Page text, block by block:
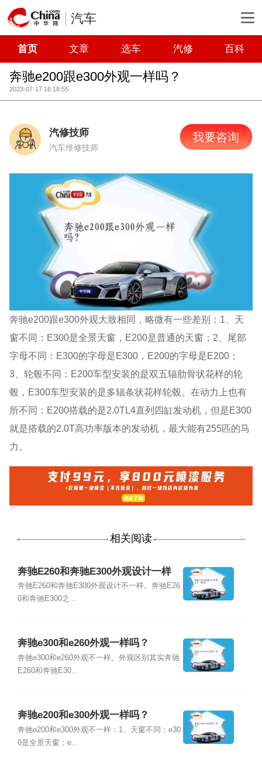
汽车
首页 文章 选车 汽修 百科
奔驰e200跟e300外观一样吗？
2023-07-17 16:18:55
汽修技师
汽车维修技师
我要咨询
奔驰e200跟e300外观大致相同，略微有一些差别：1、天
窗不同：E300是全景天窗，E200是普通的天窗；2、尾部
字母不同：E300的字母是E300，E200的字母是E200；
3、轮毂不同：E200车型安装的是双五辐肋骨状花样的轮
毂，E300车型安装的是多辐条状花样轮毂。在动力上也有
所不同：E200搭载的是2.0TL4直列四缸发动机，但是E300
就是搭载的2.0T高功率版本的发动机，最大能有255匹的马
力。
相关阅读
奔驰E260和奔驰E300外观设计一样
吗？
奔驰E260和奔驰E300外观设计不一样。奔驰E26
0和奔驰E300之...
奔驰e300和e260外观一样吗？
奔驰e300和e260外观不一样。外观区别其实奔驰
E260和奔驰E30...
奔驰e200和e300外观一样吗？
奔驰e200和e300外观不一样：1、天窗不同：e30
0是全景天窗；e...